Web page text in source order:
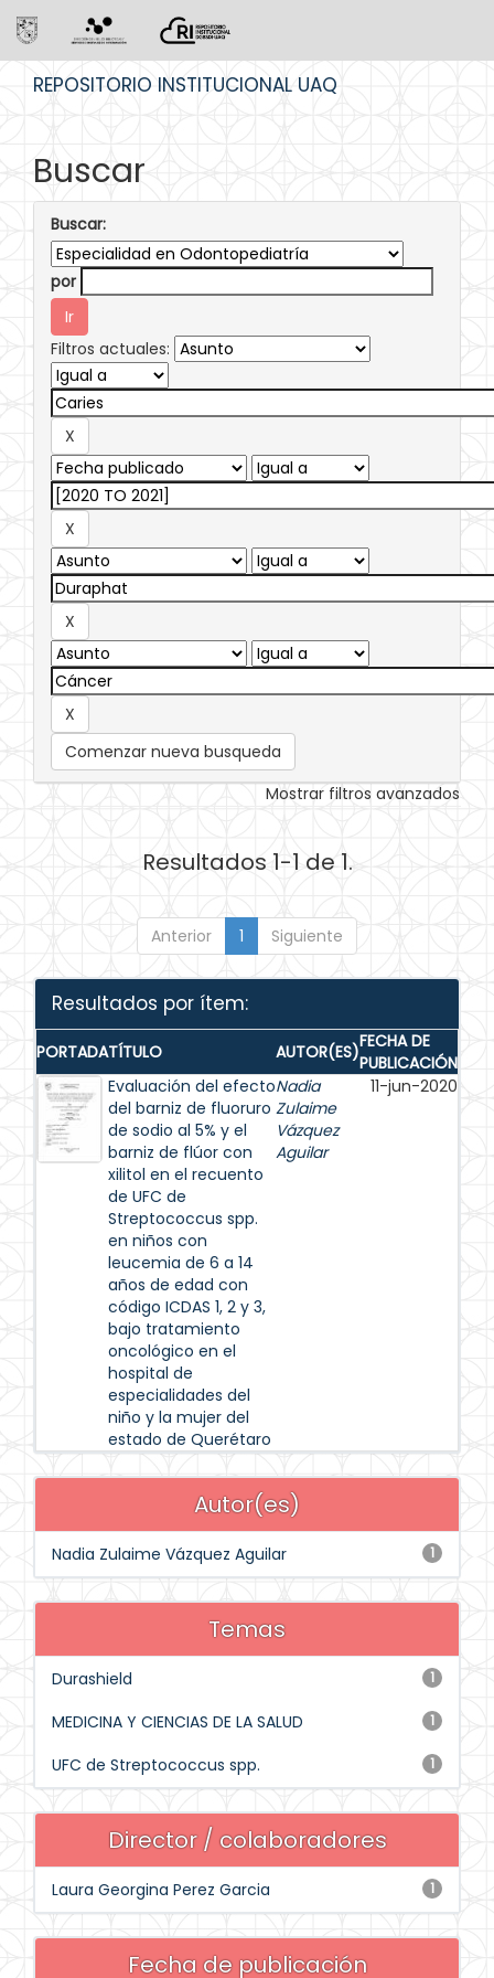
REPOSITORIO INSTITUCIONAL UAQ
Buscar
Buscar:
por
Filtros actuales:
Comenzar nueva busqueda
Mostrar filtros avanzados
Resultados 1-1 de 1.
Anterior 1 Siguiente
Resultados por ítem:
PORTADATÍTULO AUTOR(ES)FECHA DE
PUBLICACIÓN
Evaluación del efecto
del barniz de fluoruro
de sodio al 5% y el
barniz de flúor con
xilitol en el recuento
de UFC de
Streptococcus spp.
en niños con
leucemia de 6 a 14
años de edad con
código ICDAS 1, 2 y 3,
bajo tratamiento
oncológico en el
hospital de
especialidades del
niño y la mujer del
estado de Querétaro
Nadia
Zulaime
Vázquez
Aguilar
11-jun-2020
Autor(es)
1
Nadia Zulaime Vázquez Aguilar
Temas
1
Durashield
1
MEDICINA Y CIENCIAS DE LA SALUD
1
UFC de Streptococcus spp.
Director / colaboradores
1
Laura Georgina Perez Garcia
Fecha de publicación